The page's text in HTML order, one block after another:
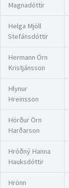
Magnadóttir
Helga Mjöll
Stefánsdóttir
Hermann Örn
Kristjánsson
Hlynur
Hreinsson
Hörður Örn
Harðarson
Hróðný Hanna
Hauksdóttir
Hrönn